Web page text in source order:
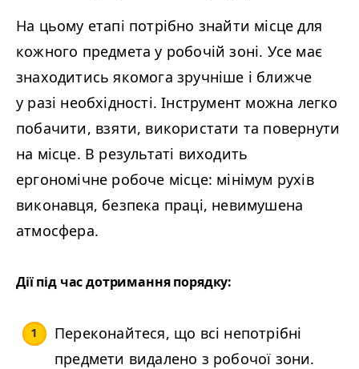
На цьому етапі потрібно знайти місце для
кожного предмета у робочій зоні. Усе має
знаходитись якомога зручніше і ближче
у разі необхідності. Інструмент можна легко
побачити, взяти, використати та повернути
на місце. В результаті виходить
ергономічне робоче місце: мінімум рухів
виконавця, безпека праці, невимушена
атмосфера.
Дії під час дотримання порядку:
Переконайтеся, що всі непотрібні
предмети видалено з робочої зони.